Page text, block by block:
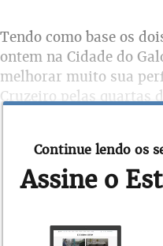
Tendo como base os
ontem na Cidade do
melhorar muito sua
Cruzeiro pelas quartas
quinta-feira, às 20h,
titulares do Galo
1, e à tarde os reservas
em 2 a 2.
Continue lendo os
Assine o